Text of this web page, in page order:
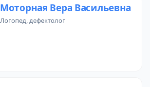
Моторная Вера Васильевна
логопед,дефектолог